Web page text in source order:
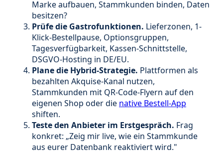
Marke aufbauen, Stammkunden binden, Daten
besitzen?
Prüfe die Gastrofunktionen. Lieferzonen, 1-
Klick-Bestellpause, Optionsgruppen,
Tagesverfügbarkeit, Kassen-Schnittstelle,
DSGVO-Hosting in DE/EU.
Plane die Hybrid-Strategie. Plattformen als
bezahlten Akquise-Kanal nutzen,
Stammkunden mit QR-Code-Flyern auf den
eigenen Shop oder die native Bestell-App
shiften.
Teste den Anbieter im Erstgespräch. Frag
konkret: „Zeig mir live, wie ein Stammkunde
aus eurer Datenbank reaktiviert wird."